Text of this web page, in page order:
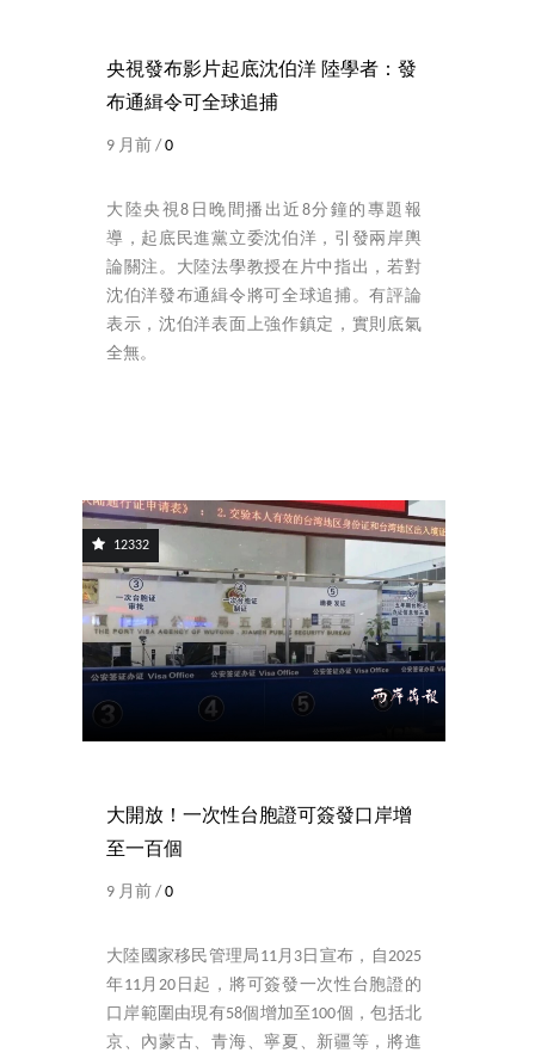
央視發布影片起底沈伯洋 陸學者：發
布通緝令可全球追捕
9 月前 /0
大陸央視8日晚間播出近8分鐘的專題報
導，起底民進黨立委沈伯洋，引發兩岸輿
論關注。大陸法學教授在片中指出，若對
沈伯洋發布通緝令將可全球追捕。有評論
表示，沈伯洋表面上強作鎮定，實則底氣
全無。
12332
大開放！一次性台胞證可簽發口岸增
至一百個
9 月前 / 0
大陸國家移民管理局11月3日宣布，自2025
年11月20日起，將可簽發一次性台胞證的
口岸範圍由現有58個增加至100個，包括北
京、內蒙古、青海、寧夏、新疆等，將進